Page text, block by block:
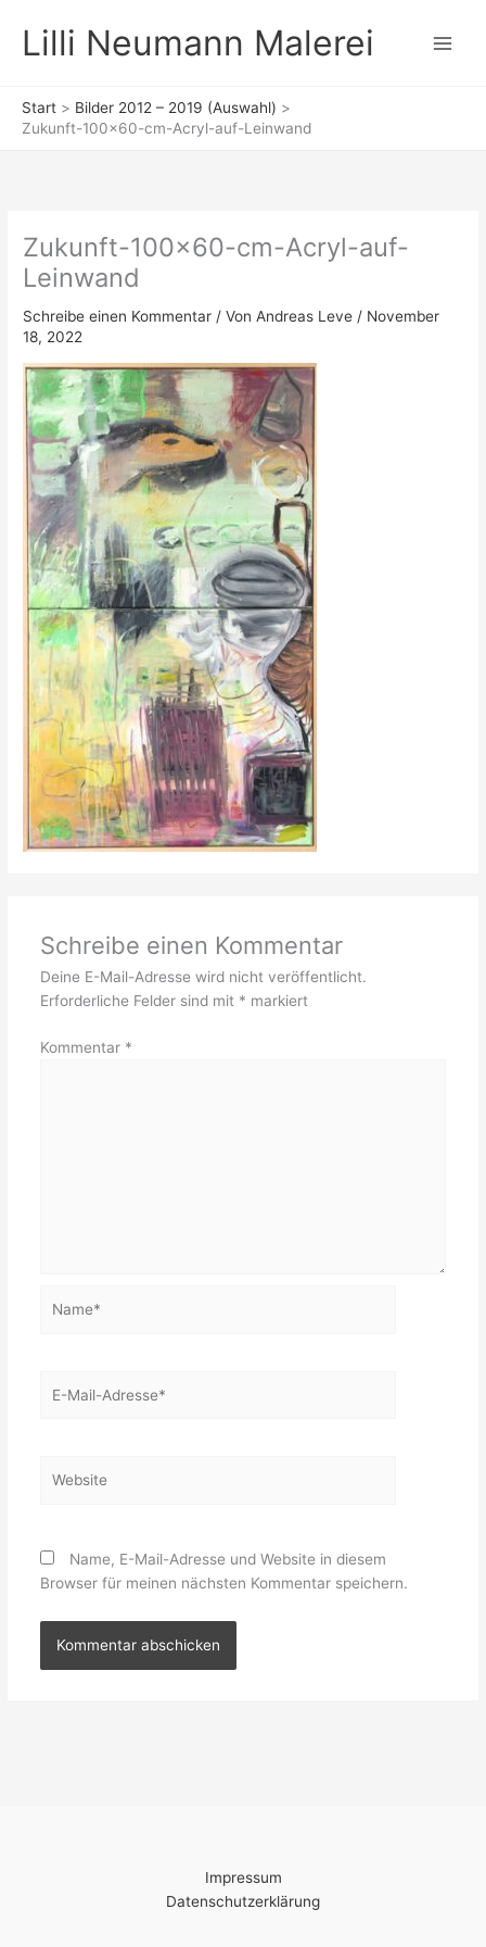
Inhalt
springen
Lilli Neumann Malerei
Start
Bilder 2012 – 2019 (Auswahl)
Zukunft-100×60-cm-Acryl-auf-Leinwand
Zukunft-100×60-cm-Acryl-auf-
Leinwand
Schreibe einen Kommentar / VonAndreas Leve / November
18, 2022
Schreibe einen Kommentar
Deine E-Mail-Adresse wird nicht veröffentlicht.
Erforderliche Felder sind mit * markiert
Kommentar *
Mail-
Name, E-Mail-Adresse und Website in diesem
Browser für meinen nächsten Kommentar speichern.
Impressum
Datenschutzerklärung